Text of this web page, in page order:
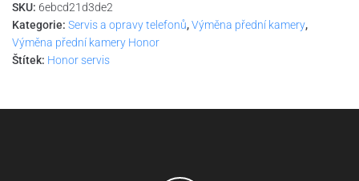
SKU: 6ebcd21d3de2
Kategorie: Servis a opravy telefonů,Výměna přední kamery,
Výměna přední kamery Honor
Štítek: Honor servis